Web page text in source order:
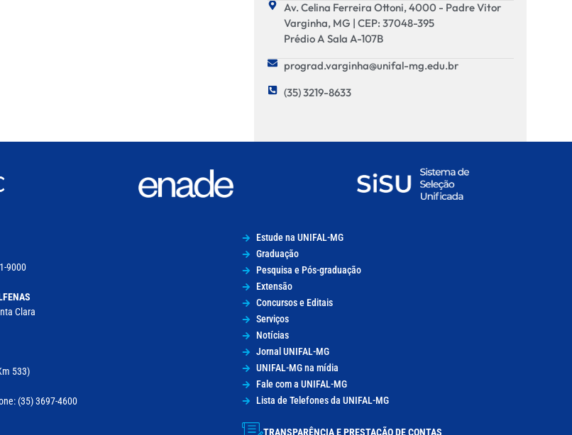
Av. Celina Ferreira Ottoni, 4000 - Padre Vitor
Varginha, MG | CEP: 37048-395
Prédio A Sala A-107B
prograd.varginha@unifal-mg.edu.br
(35) 3219-8633
9000
Clara
533)
(35) 3697-4600
Estude na UNIFAL-MG
Graduação
Pesquisa e Pós-graduação
Extensão
Concursos e Editais
Serviços
Notícias
Jornal UNIFAL-MG
UNIFAL-MG na mídia
Fale com a UNIFAL-MG
Lista de Telefones da UNIFAL-MG
TRANSPARÊNCIA E PRESTAÇÃO DE CONTAS